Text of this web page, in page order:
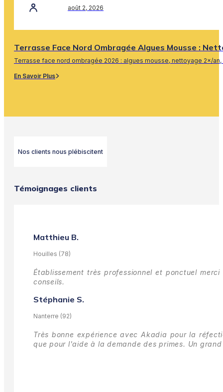
août 2, 2026
Terrasse Face Nord Ombragée Algues Mousse :
Terrasse face nord ombragée 2026 : algues mousse, nettoyage 2×/
En Savoir Plus
Nos clients nous plébiscitent
Témoignages clients
Matthieu B.
Houilles (78)
Établissement très professionnel et ponctuel
conseils.
Stéphanie S.
Nanterre (92)
Très bonne expérience avec Akadia pour la
que pour l'aide à la demande des primes. Un